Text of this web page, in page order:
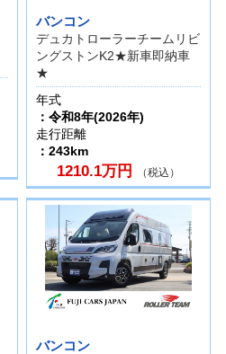
バンコン
デュカトローラーチームリビ
ングストンK2★新車即納車
★
年式
：令和8年(2026年)
走行距離
：243km
1210.1万円 （税込）
バンコン